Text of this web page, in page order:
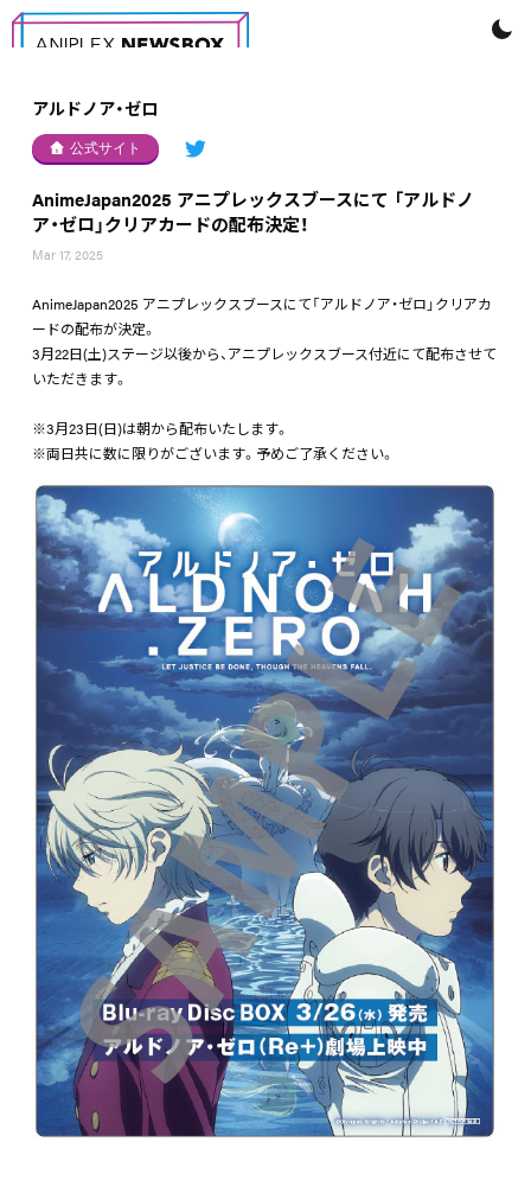
アルドノア・ゼロ
公式サイト
AnimeJapan2025 アニプレックスブースにて 「アルドノ
ア・ゼロ」クリアカードの配布決定！
Mar 17, 2025
AnimeJapan2025 アニプレックスブースにて「アルドノア・ゼロ」クリアカ
ードの配布が決定。
3月22日(土)ステージ以後から、アニプレックスブース付近にて配布させて
いただきます。
※3月23日(日)は朝から配布いたします。
※両日共に数に限りがございます。予めご了承ください。